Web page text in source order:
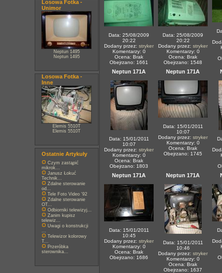
Losowa Fotka -
Unimor
Neptun 1495
Neptun 1495
Losowa Fotka -
Inne
Elemis 5510T
Elemis 5510T
Ostatnie Artykuły
Czym zastąpić
mikrok...
Janusz Łokuć
Technik...
Zdalne sterowanie
od...
Tele Foto Video '92
Zdalne sterowanie
OT...
Odbiorniki telewizyj...
Zanim kupisz
telewiz...
Uwagi o konstrukcji
...
Telewizor kolorowy
T...
Przeróbka
sterownika...
Data: 25/08/2009
20:22
Dodany przez: stryker
Komentarzy: 0
Ocena: Brak
Obejrzano: 1661
Data: 25/08/2009
20:22
Dodany przez: stryker
Komentarzy: 0
Ocena: Brak
Obejrzano: 1548
Neptun 171A
Data: 15/01/2011
10:07
Dodany przez: stryker
Komentarzy: 0
Ocena: Brak
Obejrzano: 1803
Neptun 171A
Data: 15/01/2011
10:07
Dodany przez: stryker
Komentarzy: 0
Ocena: Brak
Obejrzano: 1745
Neptun 171A
Data: 15/01/2011
10:45
Dodany przez: stryker
Komentarzy: 0
Ocena: Brak
Obejrzano: 1686
Neptun 171A
Data: 15/01/2011
10:46
Dodany przez: stryker
Komentarzy: 0
Ocena: Brak
Obejrzano: 1637